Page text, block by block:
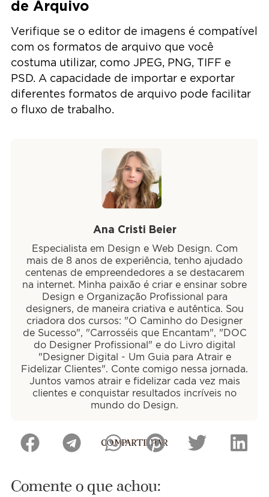
de Arquivo
Verifique se o editor de imagens é compatível
com os formatos de arquivo que você
costuma utilizar, como JPEG, PNG, TIFF e
PSD. A capacidade de importar e exportar
diferentes formatos de arquivo pode facilitar
o fluxo de trabalho.
Ana Cristi Beier
Especialista em Design e Web Design. Com
mais de 8 anos de experiência, tenho ajudado
centenas de empreendedores a se destacarem
na internet. Minha paixão é criar e ensinar sobre
Design e Organização Profissional para
designers, de maneira criativa e autêntica. Sou
criadora dos cursos: "O Caminho do Designer
de Sucesso", "Carrosséis que Encantam", "DOC
do Designer Profissional" e do Livro digital
"Designer Digital - Um Guia para Atrair e
Fidelizar Clientes". Conte comigo nessa jornada.
Juntos vamos atrair e fidelizar cada vez mais
clientes e conquistar resultados incríveis no
mundo do Design.
COMPARTILHAR
Comente o que achou: